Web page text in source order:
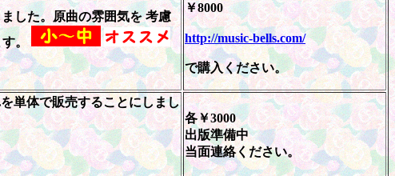
した。原曲の雰囲気を 考慮
す。
￥8000
http://music-bells.com/
で購入ください。
単体で販売することにしまし
各￥3000
出版準備中
当面連絡ください。